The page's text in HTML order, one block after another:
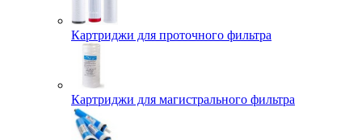
Картриджи для проточного фильтра
Картриджи для магистрального фильтра